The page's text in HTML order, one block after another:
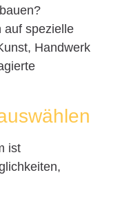
auf spezielle
Handwerk
ist